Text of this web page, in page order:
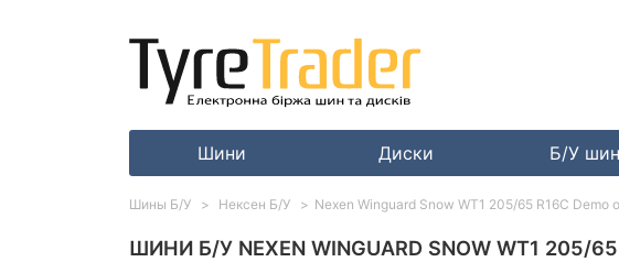
Шини Диски Б/У
ШИНИ Б/У NEXEN WINGUARD SNOW WT1 205/
Шины Б/У Нексен Б/У Nexen Winguard Snow WT1 205/65 R16C Demo